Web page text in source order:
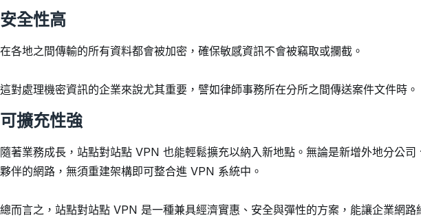
安全性高
在各地之間傳輸的所有資料都會被加密，確保敏感資訊不會被竊取或攔截。
這對處理機密資訊的企業來說尤其重要，譬如律師事務所在分所之間傳送案件文件時。
可擴充性強
隨著業務成長，站點對站點 VPN 也能輕鬆擴充以納入新地點。無論是新增外地分公司
夥伴的網路，無須重建架構即可整合進 VPN 系統中。
總而言之，站點對站點 VPN 是一種兼具經濟實惠、安全與彈性的方案，能讓企業網路